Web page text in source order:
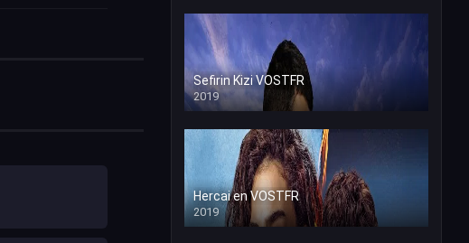
Sefirin Kizi VOSTFR
2019
Hercai en VOSTFR
2019